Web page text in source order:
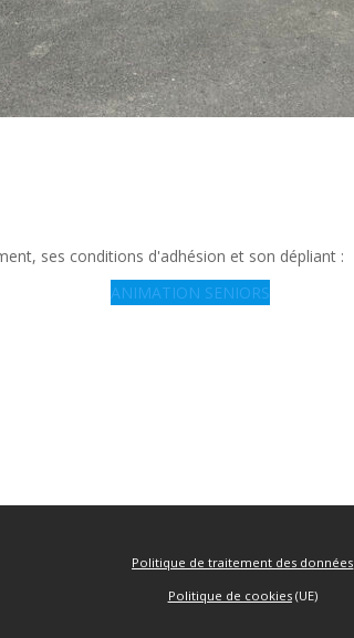
ses conditions d'adhésion et son dépliant :
ANIMATION SENIORS
Politique de traitement des données
Politique de cookies(UE)